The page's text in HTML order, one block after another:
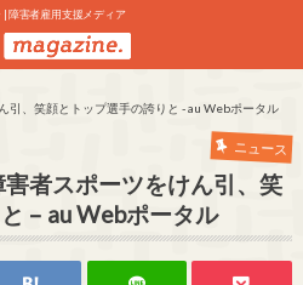
| 障害者雇用支援メディア
引、笑顔とトップ選手の誇りと - au Webポータル
ニュース
者スポーツをけん引、笑
– au Webポータル